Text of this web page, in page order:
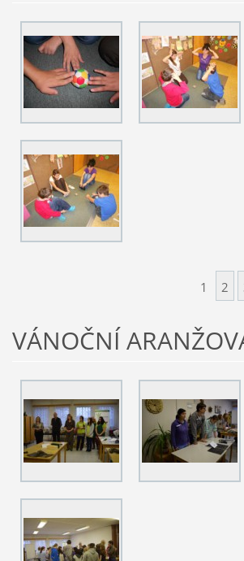
1 2
VÁNOČNÍ